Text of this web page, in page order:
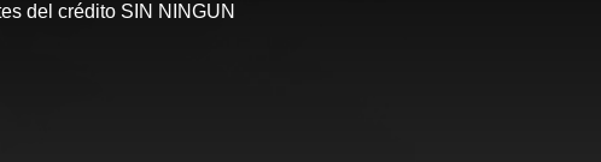
del crédito SIN NINGUN